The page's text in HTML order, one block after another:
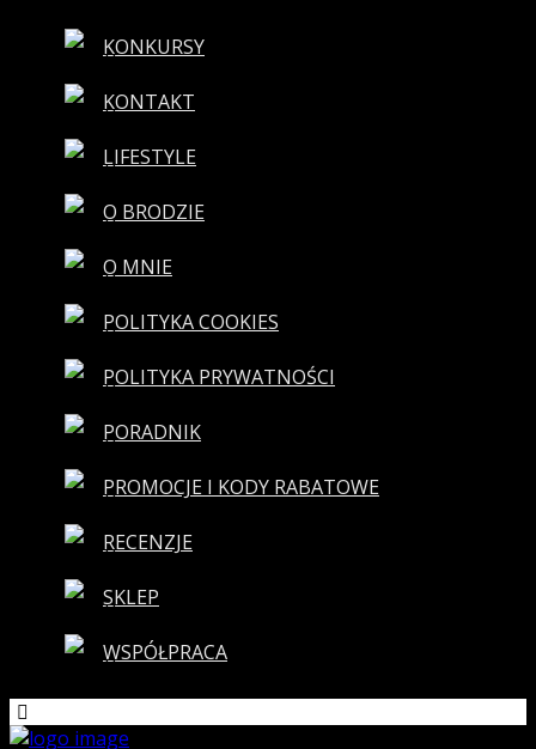
KONKURSY
KONTAKT
LIFESTYLE
O BRODZIE
O MNIE
POLITYKA COOKIES
POLITYKA PRYWATNOŚCI
PORADNIK
PROMOCJE I KODY RABATOWE
RECENZJE
SKLEP
WSPÓŁPRACA